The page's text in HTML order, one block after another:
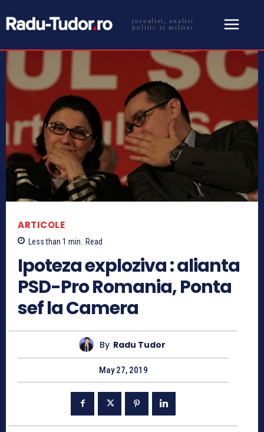
jurnalist, analist
politic si militar
ARTICOLE
Less than 1 min. Read
Ipoteza exploziva : alianta
PSD-Pro Romania, Ponta
sef la Camera
By Radu Tudor
May 27, 2019